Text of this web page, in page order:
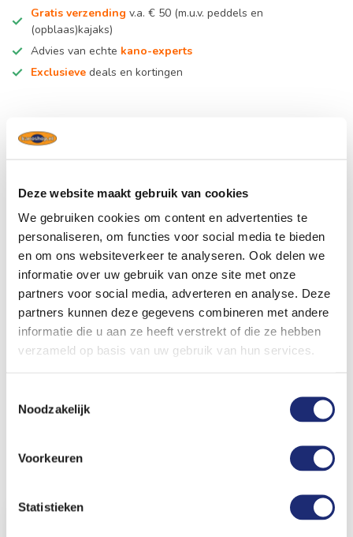
Deze website maakt gebruik van cookies
We gebruiken cookies om content en advertenties te
personaliseren, om functies voor social media te bieden
en om ons websiteverkeer te analyseren. Ook delen we
informatie over uw gebruik van onze site met onze
partners voor social media, adverteren en analyse. Deze
partners kunnen deze gegevens combineren met andere
informatie die u aan ze heeft verstrekt of die ze hebben
verzameld op basis van uw gebruik van hun services.
Noodzakelijk
Voorkeuren
Statistieken
Gratis verzending v.a. € 50 (m.u.v. peddels en
(opblaas)kajaks)
Advies van echte kano-experts
Exclusieve deals en kortingen
Productomschrijving
Gerelateerde producten
TypeError: Failed to fetch
https://www.kanoshop.nl/kleding/outdoor-en-sporten/shirts-
hoodies/
Heb je vragen?
kom naar de shop in Bergschenhoek.